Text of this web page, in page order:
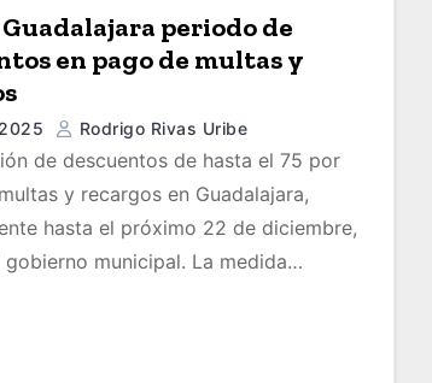
periodo de
en pago de multas y
Rodrigo Rivas Uribe
de descuentos de hasta el 75 por
y recargos en Guadalajara,
hasta el próximo 22 de diciembre,
municipal. La medida…